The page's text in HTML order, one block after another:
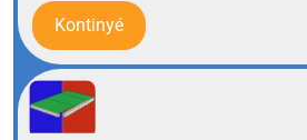
Kontinyé